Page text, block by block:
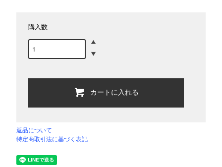
購入数
カートに入れる
返品について
特定商取引法に基づく表記